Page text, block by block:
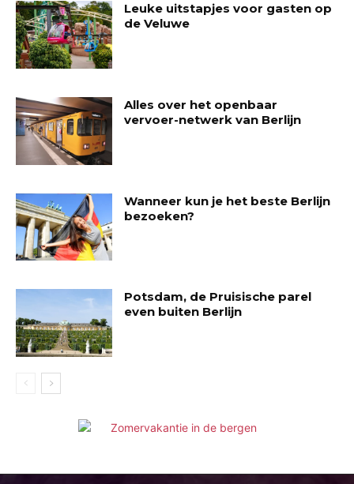
Leuke uitstapjes voor gasten op
de Veluwe
Alles over het openbaar
vervoer-netwerk van Berlijn
Wanneer kun je het beste Berlijn
bezoeken?
Potsdam, de Pruisische parel
even buiten Berlijn